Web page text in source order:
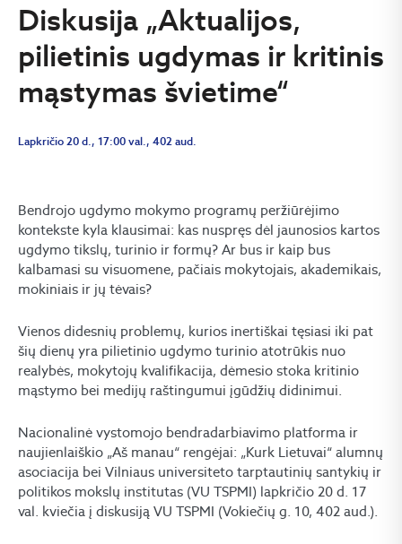
Diskusija „Aktualijos,
pilietinis ugdymas ir kritinis
mąstymas švietime“
Lapkričio 20 d., 17:00 val., 402 aud.
Bendrojo ugdymo mokymo programų peržiūrėjimo
kontekste kyla klausimai: kas nuspręs dėl jaunosios kartos
ugdymo tikslų, turinio ir formų? Ar bus ir kaip bus
kalbamasi su visuomene, pačiais mokytojais, akademikais,
mokiniais ir jų tėvais?
Vienos didesnių problemų, kurios inertiškai tęsiasi iki pat
šių dienų yra pilietinio ugdymo turinio atotrūkis nuo
realybės, mokytojų kvalifikacija, dėmesio stoka kritinio
mąstymo bei medijų raštingumui įgūdžių didinimui.
Nacionalinė vystomojo bendradarbiavimo platforma ir
naujienlaiškio „Aš manau“ rengėjai: „Kurk Lietuvai“ alumnų
asociacija bei Vilniaus universiteto tarptautinių santykių ir
politikos mokslų institutas (VU TSPMI) lapkričio 20 d. 17
val. kviečia į diskusiją VU TSPMI (Vokiečių g. 10, 402 aud.).